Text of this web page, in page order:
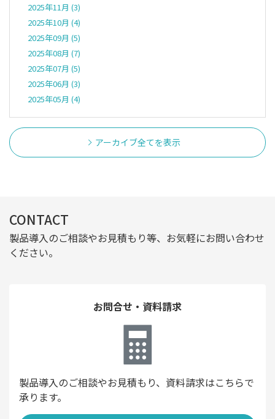
2025年11月 (3)
2025年10月 (4)
2025年09月 (5)
2025年08月 (7)
2025年07月 (5)
2025年06月 (3)
2025年05月 (4)
アーカイブ全てを表示
CONTACT
製品導入のご相談やお見積もり等、お気軽にお問い合わせ
ください。
お問合せ・資料請求
製品導入のご相談やお見積もり、資料請求はこちらで
承ります。